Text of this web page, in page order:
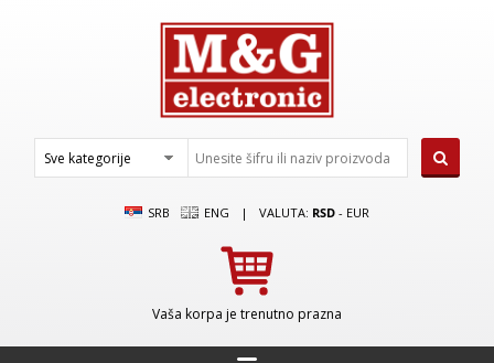
SRB ENG | VALUTA: RSD - EUR
Vaša korpa je trenutno prazna